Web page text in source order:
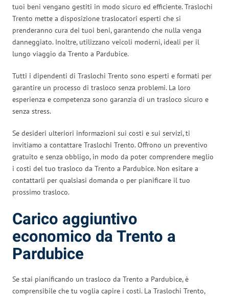
tuoi beni vengano gestiti in modo sicuro ed efficiente. Traslochi
Trento mette a disposizione traslocatori esperti che si
prenderanno cura dei tuoi beni, garantendo che nulla venga
danneggiato. Inoltre, utilizzano veicoli moderni, ideali per il
lungo viaggio da Trento a Pardubice.
Tutti i dipendenti di Traslochi Trento sono esperti e formati per
garantire un processo di trasloco senza problemi. La loro
esperienza e competenza sono garanzia di un trasloco sicuro e
senza stress.
Se desideri ulteriori informazioni sui costi e sui servizi, ti
invitiamo a contattare Traslochi Trento. Offrono un preventivo
gratuito e senza obbligo, in modo da poter comprendere meglio
i costi del tuo trasloco da Trento a Pardubice. Non esitare a
contattarli per qualsiasi domanda o per pianificare il tuo
prossimo trasloco.
Carico aggiuntivo
economico da Trento a
Pardubice
Se stai pianificando un trasloco da Trento a Pardubice, è
comprensibile che tu voglia capire i costi. La Traslochi Trento,